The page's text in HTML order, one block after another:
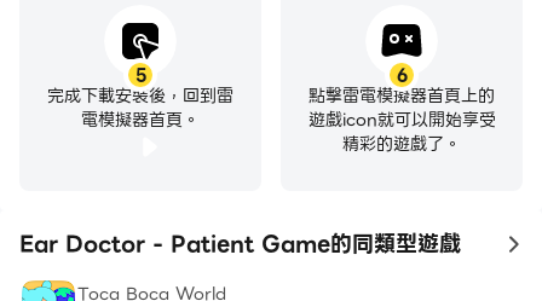
5
完成下載安裝後，回到雷
電模擬器首頁。
6
點擊雷電模擬器首頁上的
遊戲icon就可以開始享受
精彩的遊戲了。
Ear Doctor - Patient Game的同類型遊戲 to
Toca Boca World